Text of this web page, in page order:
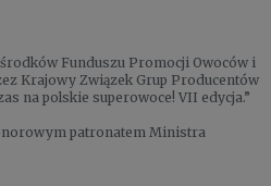
Funduszu Promocji Owoców i
Krajowy Związek Grup Producentów
na polskie superowoce! VII edycja.”
patronatem Ministra